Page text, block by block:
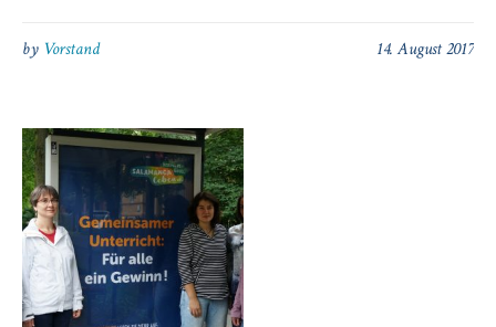
14. August 2017
by Vorstand